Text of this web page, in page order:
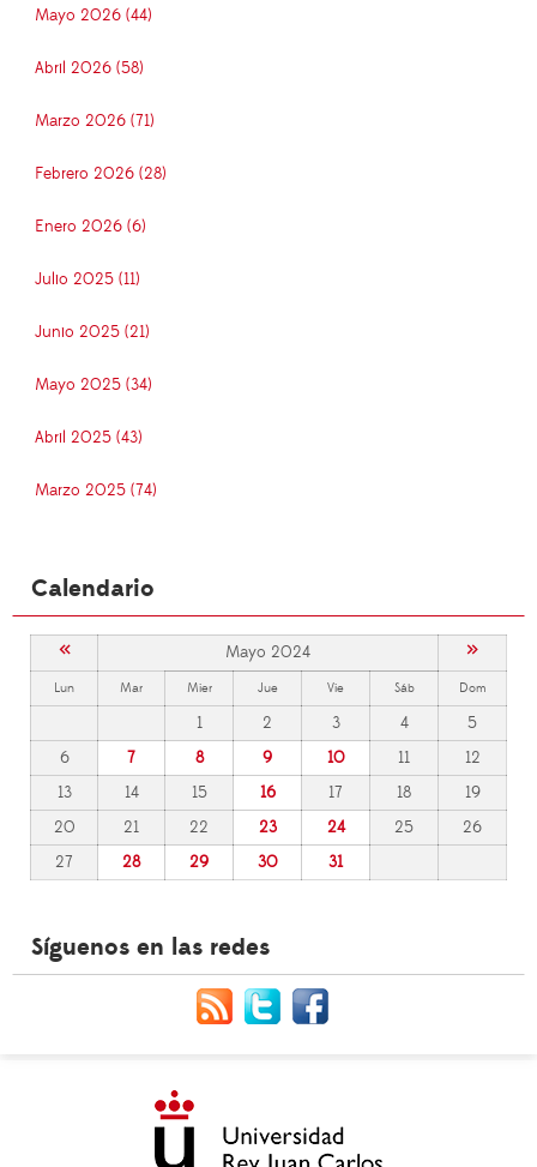
Mayo 2026 (44)
Abril 2026 (58)
Marzo 2026 (71)
Febrero 2026 (28)
Enero 2026 (6)
Julio 2025 (11)
Junio 2025 (21)
Mayo 2025 (34)
Abril 2025 (43)
Marzo 2025 (74)
Calendario
« Mayo 2024 »
Lun Mar Mier Jue Vie Sáb Dom
1 2 3 4
5
6
7 8 9 10 11
12
13
14 15 16 17 18
19
20
21 22 23 24 25
26
27
28 29 30 31
Síguenos en las redes